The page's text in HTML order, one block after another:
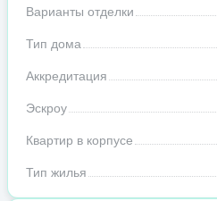
Варианты отделки
Тип дома
Аккредитация
Эскроу
Квартир в корпусе
Тип жилья